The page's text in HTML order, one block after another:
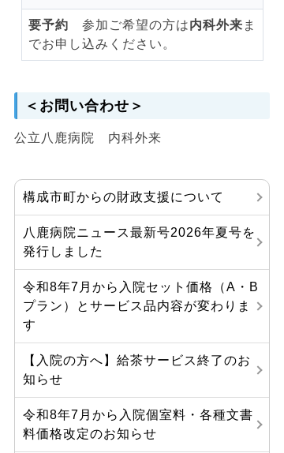
要予約 参加ご希望の方は内科外来 ま
でお申し込みください。
＜お問い合わせ＞
公立八鹿病院 内科外来
構成市町からの財政支援について
八鹿病院ニュース最新号2026年夏号を
発行しました
令和8年7月から入院セット価格（A・B
プラン）とサービス品内容が変わりま
す
【入院の方へ】給茶サービス終了のお
知らせ
令和8年7月から入院個室料・各種文書
料価格改定のお知らせ